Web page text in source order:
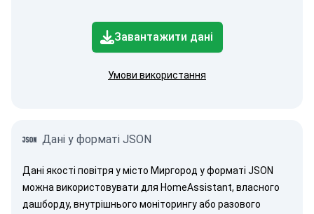
Завантажити дані
Умови використання
Дані у форматі JSON
Дані якості повітря у місто Миргород у форматі JSON
можна використовувати для HomeAssistant, власного
дашборду, внутрішнього моніторингу або разового